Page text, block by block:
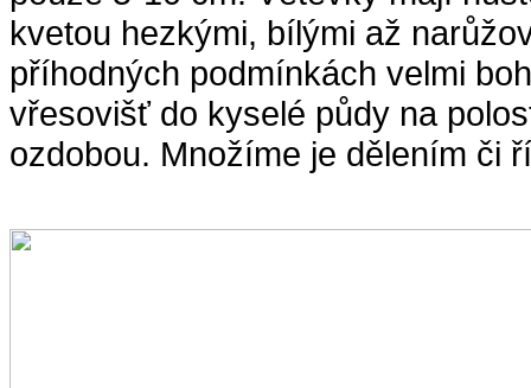
kvetou hezkými, bílými až
příhodných podmínkách velmi
vřesovišť do kyselé půdy na
ozdobou. Množíme je dělením či